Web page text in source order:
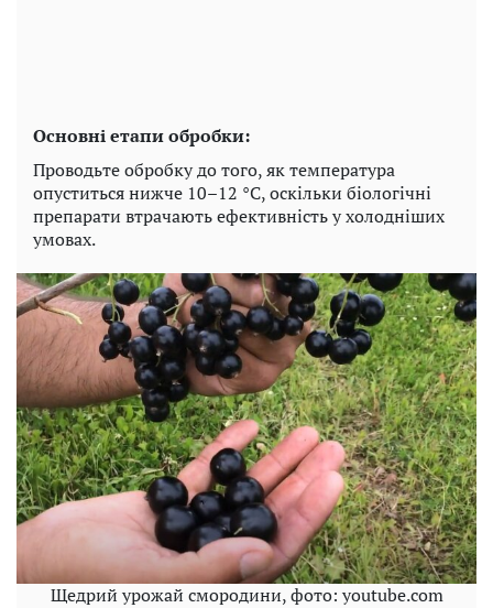
Основні етапи обробки:
Проводьте обробку до того, як температура
опуститься нижче 10–12 °C, оскільки біологічні
препарати втрачають ефективність у холодніших
умовах.
Щедрий урожай смородини, фото: youtube.com